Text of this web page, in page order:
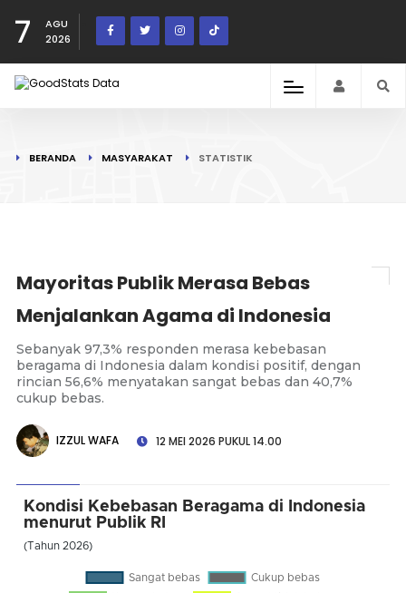
7
AGU
2026
BERANDA MASYARAKAT STATISTIK
Mayoritas Publik Merasa Bebas
Menjalankan Agama di Indonesia
Sebanyak 97,3% responden merasa kebebasan
beragama di Indonesia dalam kondisi positif, dengan
rincian 56,6% menyatakan sangat bebas dan 40,7%
cukup bebas.
IZZUL WAFA 12 MEI 2026 PUKUL 14.00
Kondisi Kebebasan Beragama di Indonesia
menurut Publik RI
(Tahun 2026)